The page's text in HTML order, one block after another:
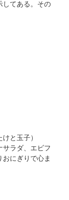
してある。その
と玉子）
サラダ、エビフ
にぎりで心ま